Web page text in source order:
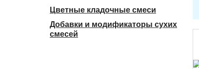
Цветные кладочные смеси
Добавки и модификаторы сухих
смесей